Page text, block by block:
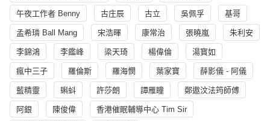
午夜工作者 Benny 古庄辰 古立 吳佩孚 基哥
孟希璘 Ball Mang 宋浩暉 康常治 張曉嵐 朱利安
李錦鴻 李鑑峰 梁天琦 楊偉倫 湯寳如
瘋中三子 羅倫斯 羅海憫 葉家寶 薛影儀 - 阿儀
藍精靈 蝌蚪 許莎朗 譚雁瞳 鄭遨汶法筠師傅
阿銀 陳俊偉 香港催眠輔導中心 Tim Sir